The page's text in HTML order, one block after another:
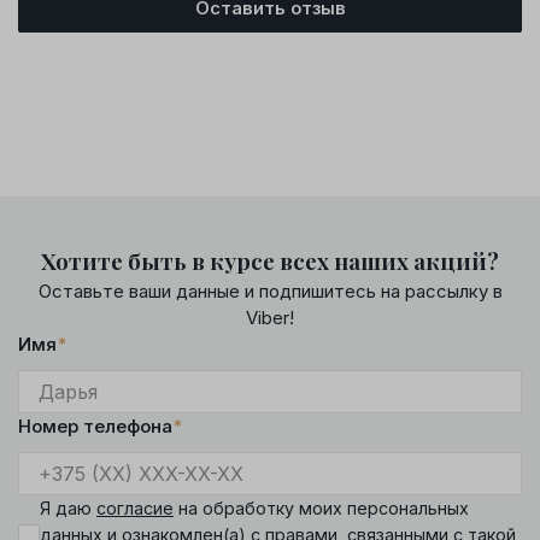
Оставить отзыв
Хотите быть в курсе всех наших акций?
Оставьте ваши данные и подпишитесь на рассылку в
Viber!
Имя*
Номер телефона*
Я даю согласие на обработку моих персональных
данных и ознакомлен(а) с правами , связанными с такой